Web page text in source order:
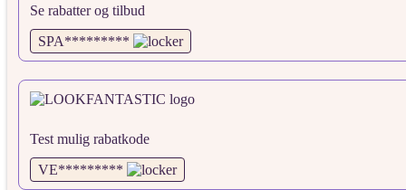
Se rabatter og tilbud
SPA*********
Test mulig rabatkode
VE*********